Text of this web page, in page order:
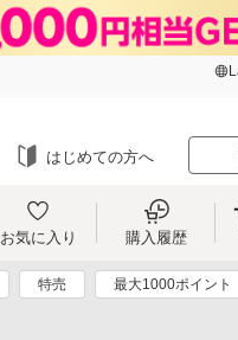
はじめての方へ
お気に入り 購入履歴
特売 最大1000ポイント